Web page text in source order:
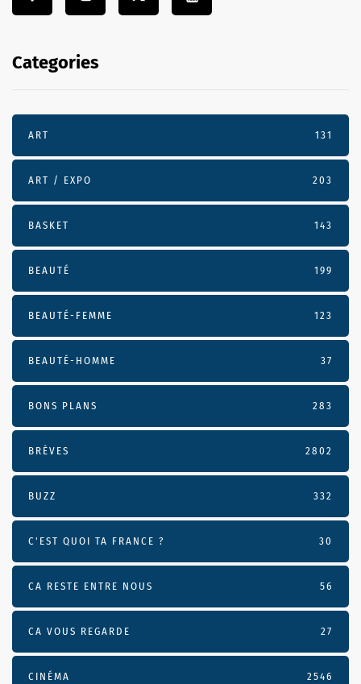
Categories
ART 131
ART / EXPO 203
BASKET 143
BEAUTÉ 199
BEAUTÉ-FEMME 123
BEAUTÉ-HOMME 37
BONS PLANS 283
BRÈVES 2802
BUZZ 332
C'EST QUOI TA FRANCE ? 30
CA RESTE ENTRE NOUS 56
CA VOUS REGARDE 27
CINÉMA 2546